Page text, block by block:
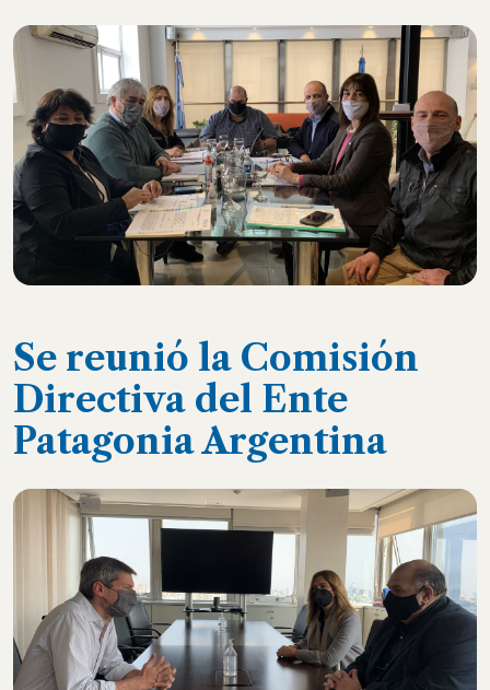
Se reunió la Comisión
Directiva del Ente
Patagonia Argentina